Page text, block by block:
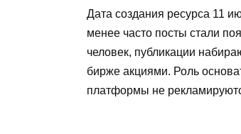
Дата создания ресурса 11
менее часто посты стали
человек, публикации
бирже акциями. Роль
платформы не